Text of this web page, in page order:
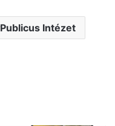
Publicus Intézet